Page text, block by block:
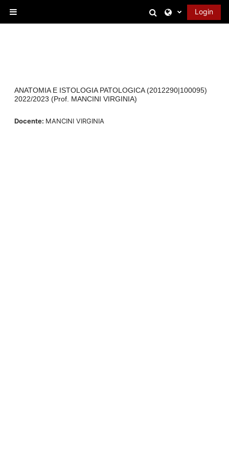
Attiva/disattiva
Login
ANATOMIA E ISTOLOGIA PATOLOGICA (2012290|100095)
2022/2023 (Prof. MANCINI VIRGINIA)
Docente: MANCINI VIRGINIA